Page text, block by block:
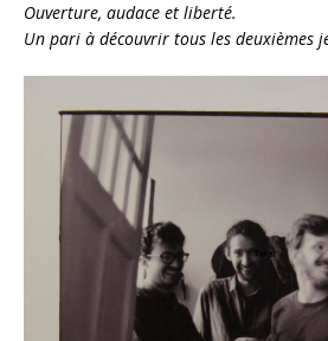
Ouverture, audace et liberté.
Un pari à découvrir tous les deuxièmes